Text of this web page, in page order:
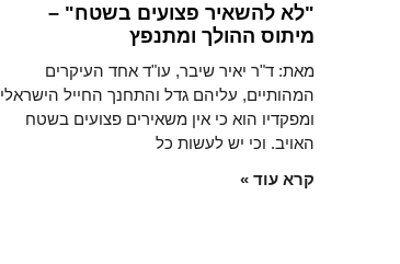
"לא להשאיר פצועים בשטח" –
מיתוס ההולך ומתנפץ
מאת: ד"ר יאיר שיבר, עו"ד אחד העיקרים
המהותיים, עליהם גדל והתחנך החייל הישראלי
ומפקדיו הוא כי אין משאירים פצועים בשטח
האויב. וכי יש לעשות כל
קרא עוד »